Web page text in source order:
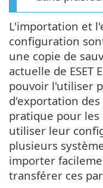
L'importation et
configuration
une copie de
actuelle de ESET
pouvoir l'utiliser
d'exportation
pratique pour
utiliser leur
plusieurs
importer
transférer ces